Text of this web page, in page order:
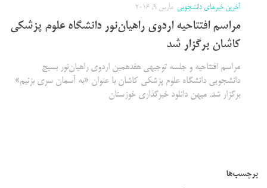
آخرین خبرهای دانشجویی مارس 9, 2016
مراسم افتتاحیه اردوی راهیان‌نور دانشگاه علوم پزشکی
کاشان برگزار شد
مراسم افتتاحیه و جلسه توجیهی هفدهمین اردوی راهیان‌نور بسیج
دانشجویی دانشگاه علوم پزشکی کاشان با عنوان «به آسمان سری بزنیم»
برگزار شد. میهن دانلود خبرگذاری خوزستان
برچسب‌ها